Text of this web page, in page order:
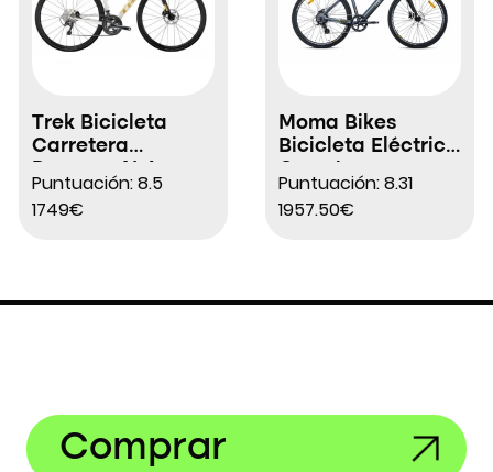
Trek Bicicleta
Carretera
Puntuación: 8.5
1749€
Moma Bikes
Bicicleta Eléctrica
Aluminio E-ROAD
28
Puntuación: 8.31
1957.50€
Comprar